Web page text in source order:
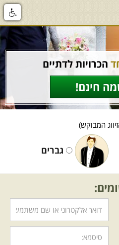
הכרויות לדתיים
חינם!
המבוקש)
גברים